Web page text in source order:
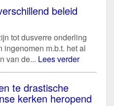
beleid
tot dusverre onderling
m.b.t. het al
van de... Lees verder
te drastische
kerken heropend